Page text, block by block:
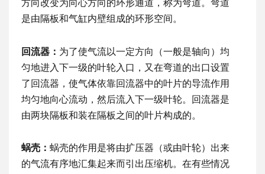
方向改变为向心方向的环形通道，称为弯道。弯道
是由隔板和气缸内壁组成的环形空间。
回流器： 为了使气流以一定方向（一般是轴向）均
匀地进入下一级的叶轮入口，又在弯道的出口设置
了回流器，使气体依靠回流器中的叶片的导流作用
均匀地向心流动，然后流入下一级叶轮。回流器是
由两块隔板和装在隔板之间的叶片构成的。
蜗壳： 蜗壳的作用是将由扩压器（或由叶轮）出来
的气流有序地汇集起来而引出压缩机。在有些情况